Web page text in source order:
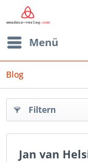
Menü
Blog
Filtern
Jan van